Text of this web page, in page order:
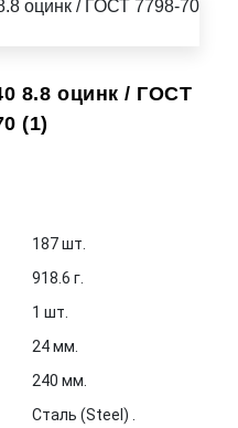
8.8 оцинк / ГОСТ
(1)
187 шт.
918.6 г.
1 шт.
24 мм.
240 мм.
Сталь (Steel) .